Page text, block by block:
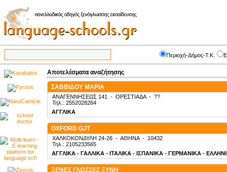
Περιοχή-Δήμος-Τ.Κ.
Αποτελέσματα αναζήτησης
ΣΑΒΒΙΔΟΥ ΜΑΡΙΑ
ΑΝΑΓΕΝΝΗΣΕΩΣ 141 - ΟΡΕΣΤΙΑΔΑ- ??
Τηλ.: 2552028264
ΑΓΓΛΙΚΑ
OXFORD GJT
ΧΑΛΚΟΚΟΝΔΥΛΗ 24-26 - ΑΘΗΝΑ- 10432
Τηλ.: 2105233565
ΑΓΓΛΙΚΑ - ΓΑΛΛΙΚΑ - ΙΤΑΛΙΚΑ - ΙΣΠΑΝΙΚΑ - ΓΕΡΜΑΝΙΚΑ -
ΞΕΝΕΣ ΓΛΩΣΣΕΣ ΞΥΝΗ